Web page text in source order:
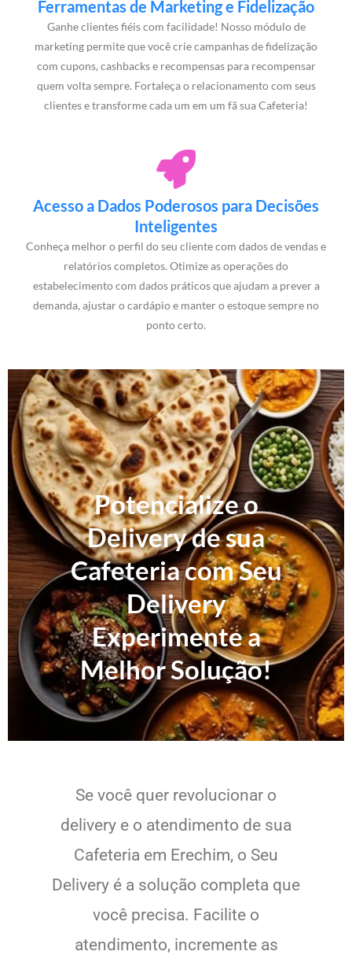
Ferramentas de Marketing e Fidelização
Ganhe clientes fiéis com facilidade! Nosso módulo de
marketing permite que você crie campanhas de fidelização
com cupons, cashbacks e recompensas para recompensar
quem volta sempre. Fortaleça o relacionamento com seus
clientes e transforme cada um em um fã sua Cafeteria!
Acesso a Dados Poderosos para Decisões
Inteligentes
Conheça melhor o perfil do seu cliente com dados de vendas e
relatórios completos. Otimize as operações do
estabelecimento com dados práticos que ajudam a prever a
demanda, ajustar o cardápio e manter o estoque sempre no
ponto certo.
Potencialize o
Delivery de sua
Cafeteria com Seu
Delivery
Experimente a
Melhor Solução!
Se você quer revolucionar o
delivery e o atendimento de sua
Cafeteria em Erechim, o Seu
Delivery é a solução completa que
você precisa. Facilite o
atendimento, incremente as